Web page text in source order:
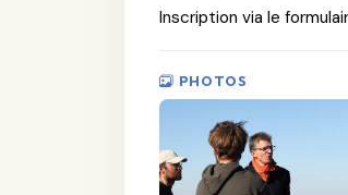
Inscription via le
PHOTOS